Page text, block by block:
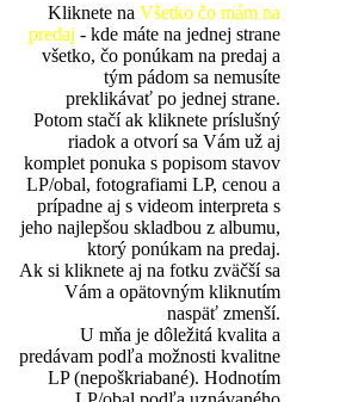
Kliknete na Všetko čo mám na
predaj - kde máte na jednej strane
všetko, čo ponúkam na predaj a
tým pádom sa nemusíte
preklikávať po jednej strane.
Potom stačí ak kliknete príslušný
riadok a otvorí sa Vám už aj
komplet ponuka s popisom stavov
LP/obal, fotografiami LP, cenou a
prípadne aj s videom interpreta s
jeho najlepšou skladbou z albumu,
ktorý ponúkam na predaj.
Ak si kliknete aj na fotku zväčší sa
Vám a opätovným kliknutím
naspäť zmenší.
U mňa je dôležitá kvalita a
predávam podľa možnosti kvalitne
LP (nepoškriabané). Hodnotím